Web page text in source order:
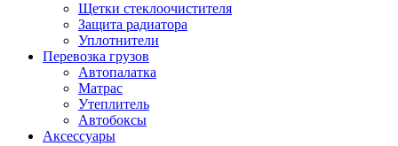
Щетки стеклоочистителя
Защита радиатора
Уплотнители
Перевозка грузов
Автопалатка
Матрас
Утеплитель
Автобоксы
Аксессуары